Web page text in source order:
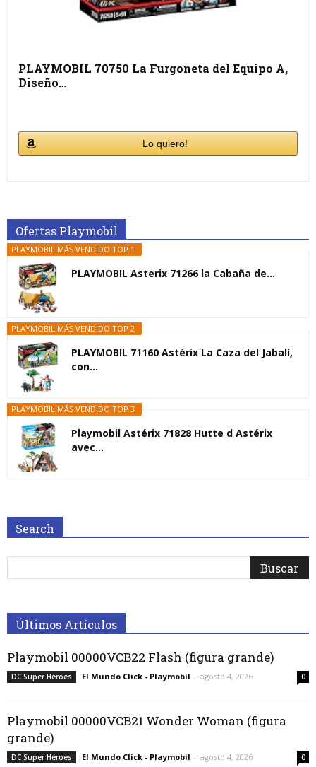
PLAYMOBIL 70750 La Furgoneta del Equipo A,
Diseño…
Lo quiero!
Ofertas Playmobil
PLAYMOBIL MÁS VENDIDO TOP 1
PLAYMOBIL Asterix 71266 la Cabaña de...
PLAYMOBIL MÁS VENDIDO TOP 2
PLAYMOBIL 71160 Astérix La Caza del Jabalí,
con...
PLAYMOBIL MÁS VENDIDO TOP 3
Playmobil Astérix 71828 Hutte d Astérix
avec...
Search
Últimos Artículos
Playmobil 00000VCB22 Flash (figura grande)
DC Super Héroes El Mundo Click - Playmobil - agosto 4, 2026 0
Playmobil 00000VCB21 Wonder Woman (figura
grande)
DC Super Héroes El Mundo Click - Playmobil - agosto 4, 2026 0